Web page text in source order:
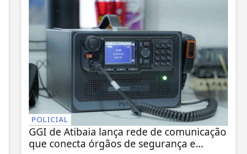
POLICIAL
GGI de Atibaia lança rede de comunicação
que conecta órgãos de segurança e...